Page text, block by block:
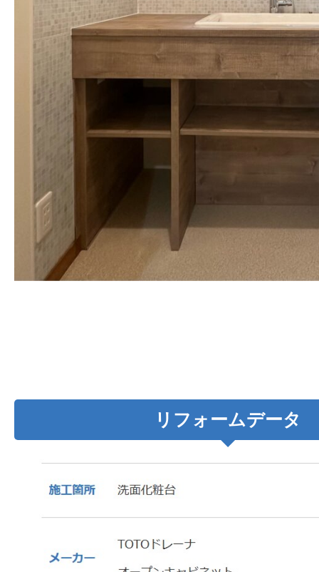
リフォームデータ